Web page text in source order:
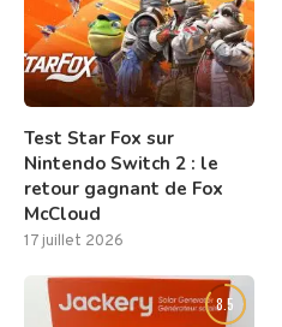
Test Star Fox sur
Nintendo Switch 2 : le
retour gagnant de Fox
McCloud
17 juillet 2026
8.5